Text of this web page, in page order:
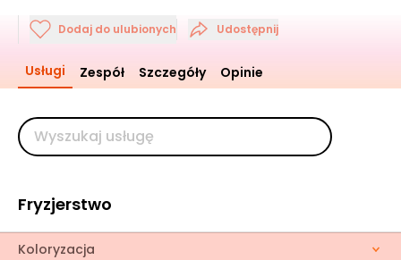
Dodaj do ulubionych Udostępnij
Usługi Zespół Szczegóły Opinie
Fryzjerstwo
Koloryzacja